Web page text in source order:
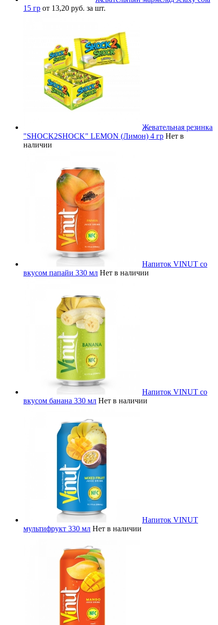
15 гр от 13,20 руб. за шт.
Жевательная резинка
"SHOCK2SHOCK" LEMON (Лимон) 4 гр Нет в
наличии
Напиток VINUT со
вкусом папайи 330 мл Нет в наличии
Напиток VINUT со
вкусом банана 330 мл Нет в наличии
Напиток VINUT
мультифрукт 330 мл Нет в наличии